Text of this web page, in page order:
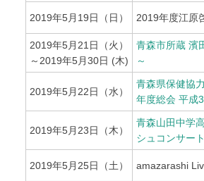
2019年5月19日（日） 2019年度江原
2019年5月21日（火）
～2019年5月30日 (木)
青森市所蔵 濱
～
2019年5月22日（水）
青森県保健協
年度総会 平成
2019年5月23日（木）
青森山田中学
シュコンサー
2019年5月25日（土） amazarashi